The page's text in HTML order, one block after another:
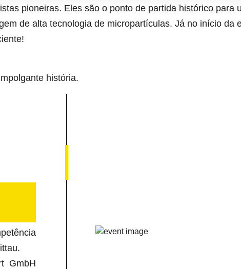
pioneiras. Eles são o ponto de partida histórico para
de alta tecnologia de micropartículas. Já no início da
história.
GmbH